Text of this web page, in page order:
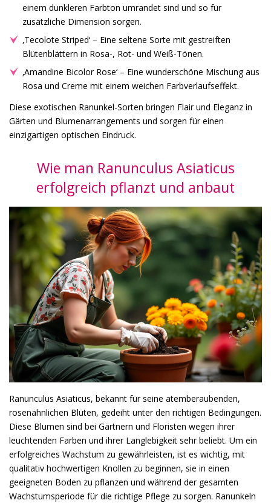
einem dunkleren Farbton umrandet sind und so für
zusätzliche Dimension sorgen.
‚Tecolote Striped‘ – Eine seltene Sorte mit gestreiften
Blütenblättern in Rosa-, Rot- und Weiß-Tönen.
‚Amandine Bicolor Rose‘ – Eine wunderschöne Mischung aus
Rosa und Creme mit einem weichen Farbverlaufseffekt.
Diese exotischen Ranunkel-Sorten bringen Flair und Eleganz in
Gärten und Blumenarrangements und sorgen für einen
einzigartigen optischen Eindruck.
Wie man Ranunculus Asiaticus
erfolgreich pflanzt und anbaut
Ranunculus Asiaticus, bekannt für seine atemberaubenden,
rosenähnlichen Blüten, gedeiht unter den richtigen Bedingungen.
Diese Blumen sind bei Gärtnern und Floristen wegen ihrer
leuchtenden Farben und ihrer Langlebigkeit sehr beliebt. Um ein
erfolgreiches Wachstum zu gewährleisten, ist es wichtig, mit
qualitativ hochwertigen Knollen zu beginnen, sie in einen
geeigneten Boden zu pflanzen und während der gesamten
Wachstumsperiode für die richtige Pflege zu sorgen. Ranunkeln